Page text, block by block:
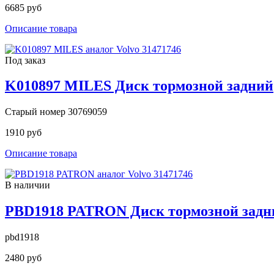
6685 руб
Описание товара
Под заказ
K010897 MILES Диск тормозной задний
Старый номер 30769059
1910 руб
Описание товара
В наличии
PBD1918 PATRON Диск тормозной
pbd1918
2480 руб